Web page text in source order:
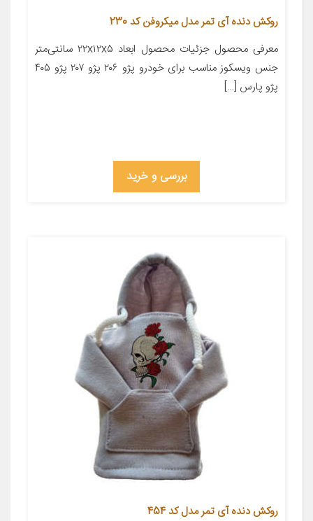
روکش دنده آی تمر مدل میکروفن کد 230
معرفی محصول جزئیات محصول ابعاد ۲۲x۱۲x۵ سانتی‌متر
جنس ویسکوز مناسب برای خودرو پژو ۲۰۶ پژو ۲۰۷ پژو ۴۰۵
پژو پارس […]
بررسی و خرید
روکش دنده آی تمر مدل کد 454